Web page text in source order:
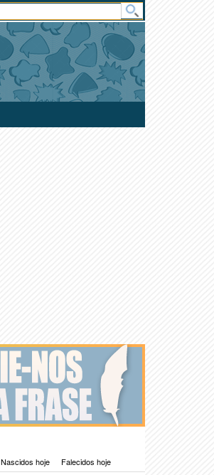
Área
do
Usuário
Nascidos hoje Falecidos hoje